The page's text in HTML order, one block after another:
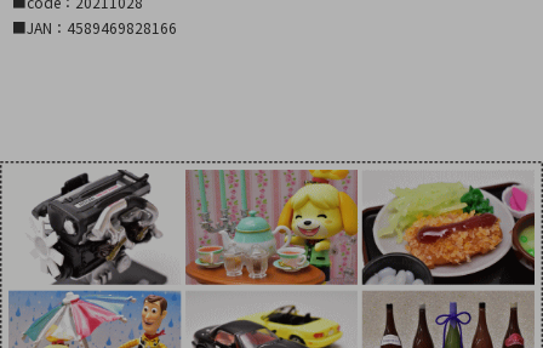
■JAN：4589469828166